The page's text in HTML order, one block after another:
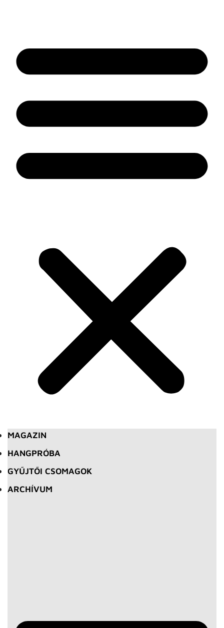
MAGAZIN
HANGPRÓBA
GYŰJTŐI CSOMAGOK
ARCHÍVUM